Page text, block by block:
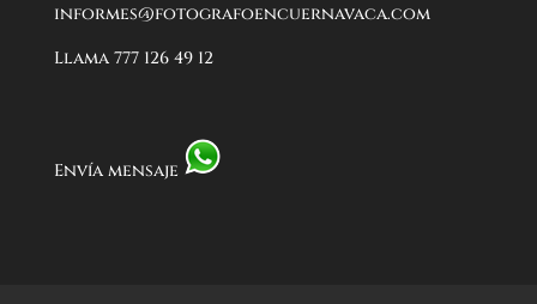
informes@fotografoencuernavaca.com
Llama 777 126 49 12
Envía mensaje